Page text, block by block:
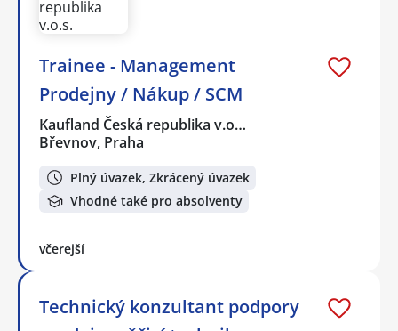
Trainee - Management
Prodejny / Nákup / SCM
Kaufland Česká republika v.o…
Břevnov, Praha
Plný úvazek, Zkrácený úvazek
Vhodné také pro absolventy
včerejší
Technický konzultant podpory